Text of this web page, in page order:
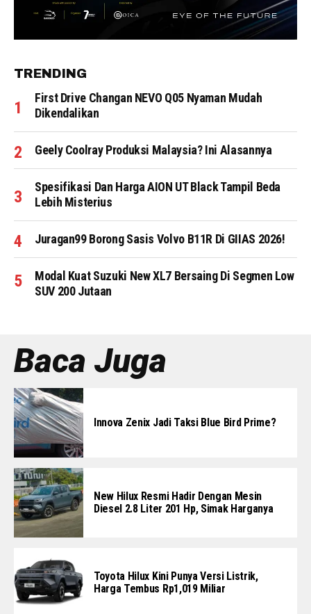
TRENDING
First Drive Changan NEVO Q05 Nyaman Mudah
Dikendalikan
Geely Coolray Produksi Malaysia? Ini Alasannya
Spesifikasi Dan Harga AION UT Black Tampil Beda
Lebih Misterius
Juragan99 Borong Sasis Volvo B11R Di GIIAS 2026!
Modal Kuat Suzuki New XL7 Bersaing Di Segmen Low
SUV 200 Jutaan
Baca Juga
Innova Zenix Jadi Taksi Blue Bird Prime?
New Hilux Resmi Hadir Dengan Mesin
Diesel 2.8 Liter 201 Hp, Simak Harganya
Toyota Hilux Kini Punya Versi Listrik,
Harga Tembus Rp1,019 Miliar